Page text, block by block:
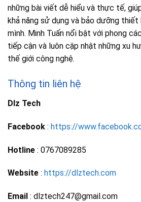
những bài viết dễ hiểu và thực tế,
khả năng sử dụng và bảo dưỡng
mình. Minh Tuấn nổi bật với phong
tiếp cận và luôn cập nhật những xu
thế giới công nghệ.
Thông tin liên hệ
Dlz Tech
Facebook : https://
Hotline : 0767089285
Website : https://dlztech.com
Email : dlztech247@gmail.com